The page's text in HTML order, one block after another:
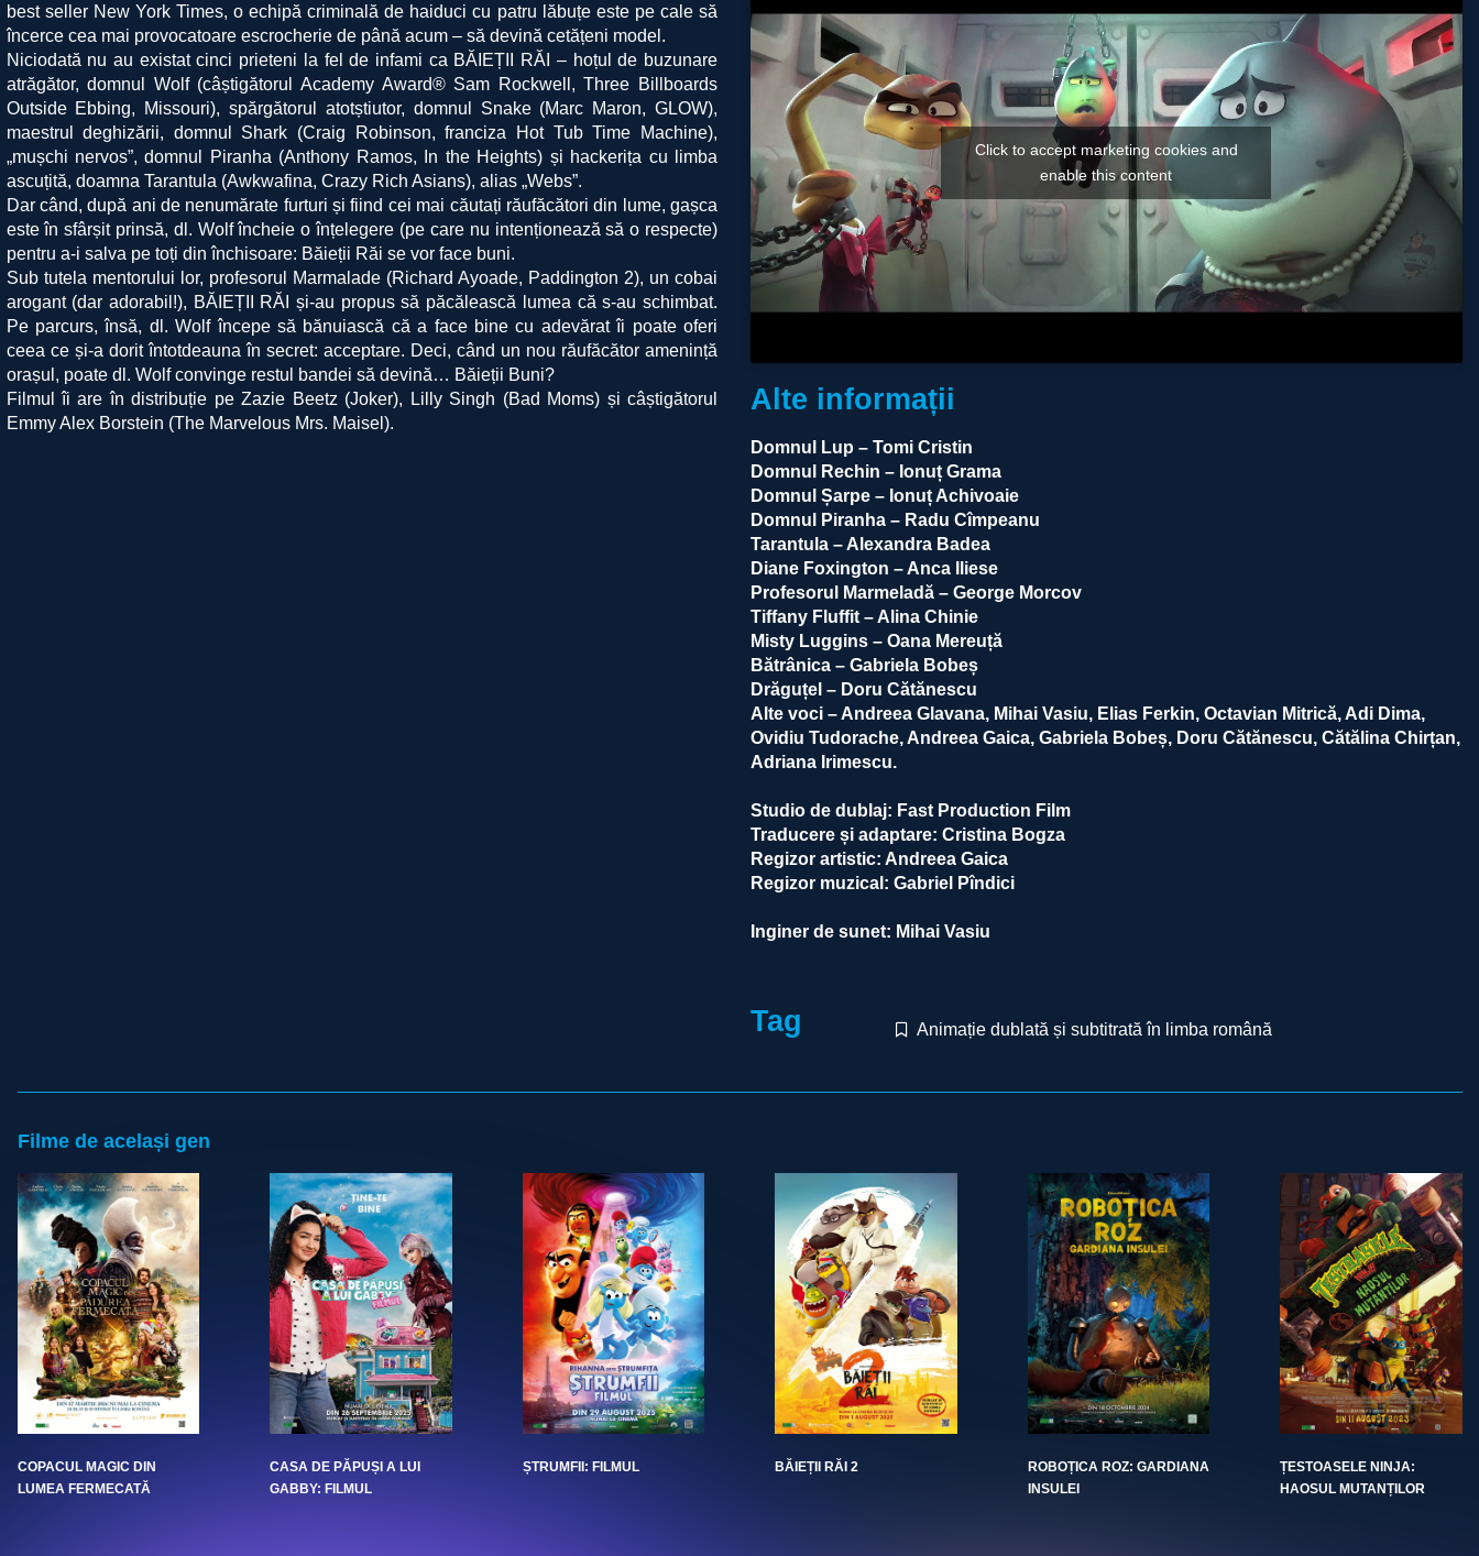
best seller New York Times, o echipă criminală de haiduci cu patru lăbuțe este pe cale să
încerce cea mai provocatoare escrocherie de până acum – să devină cetățeni model.
Niciodată nu au existat cinci prieteni la fel de infami ca BĂIEȚII RĂI – hoțul de buzunare
atrăgător, domnul Wolf (câștigătorul Academy Award® Sam Rockwell, Three Billboards
Outside Ebbing, Missouri), spărgătorul atotștiutor, domnul Snake (Marc Maron, GLOW),
maestrul deghizării, domnul Shark (Craig Robinson, franciza Hot Tub Time Machine),
„mușchi nervos”, domnul Piranha (Anthony Ramos, In the Heights) și hackerița cu limba
ascuțită, doamna Tarantula (Awkwafina, Crazy Rich Asians), alias „Webs”.
Dar când, după ani de nenumărate furturi și fiind cei mai căutați răufăcători din lume, gașca
este în sfârșit prinsă, dl. Wolf încheie o înțelegere (pe care nu intenționează să o respecte)
pentru a-i salva pe toți din închisoare: Băieții Răi se vor face buni.
Sub tutela mentorului lor, profesorul Marmalade (Richard Ayoade, Paddington 2), un cobai
arogant (dar adorabil!), BĂIEȚII RĂI și-au propus să păcălească lumea că s-au schimbat.
Pe parcurs, însă, dl. Wolf începe să bănuiască că a face bine cu adevărat îi poate oferi
ceea ce și-a dorit întotdeauna în secret: acceptare. Deci, când un nou răufăcător amenință
orașul, poate dl. Wolf convinge restul bandei să devină… Băieții Buni?
Filmul îi are în distribuție pe Zazie Beetz (Joker), Lilly Singh (Bad Moms) și câștigătorul
Emmy Alex Borstein (The Marvelous Mrs. Maisel).
Click to accept marketing cookies and
enable this content
Alte informații
Domnul Lup – Tomi Cristin
Domnul Rechin – Ionuț Grama
Domnul Șarpe – Ionuț Achivoaie
Domnul Piranha – Radu Cîmpeanu
Tarantula – Alexandra Badea
Diane Foxington – Anca Iliese
Profesorul Marmeladă – George Morcov
Tiffany Fluffit – Alina Chinie
Misty Luggins – Oana Mereuță
Bătrânica – Gabriela Bobeș
Drăguțel – Doru Cătănescu
Alte voci – Andreea Glavana, Mihai Vasiu, Elias Ferkin, Octavian Mitrică, Adi Dima,
Ovidiu Tudorache, Andreea Gaica, Gabriela Bobeș, Doru Cătănescu, Cătălina Chirțan,
Adriana Irimescu.
Studio de dublaj: Fast Production Film
Traducere și adaptare: Cristina Bogza
Regizor artistic: Andreea Gaica
Regizor muzical: Gabriel Pîndici
Inginer de sunet: Mihai Vasiu
Tag Animație dublată și subtitrată în limba română
Filme de același gen
COPACUL MAGIC DIN
LUMEA FERMECATĂ
CASA DE PĂPUȘI A LUI
GABBY: FILMUL
ȘTRUMFII: FILMUL BĂIEȚII RĂI 2
ROBOȚICA ROZ: GARDIANA
INSULEI
ȚESTOASELE NINJA:
HAOSUL MUTANȚILOR